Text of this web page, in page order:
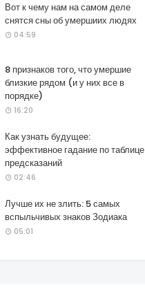
Вот к чему нам на самом деле
снятся сны об умершиих людях
04:59
8 признаков того, что умершие
близкие рядом (и у них все в
порядке)
16:20
Как узнать будущее:
эффективное гадание по таблице
предсказаний
02:46
Лучше их не злить: 5 самых
вспыльчивых знаков Зодиака
05:01